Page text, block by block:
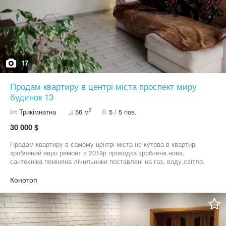
17
Продам квартиру в центрі міста проспект миру
будинок 13
Трикімнатна 56 м2 5 / 5 пов.
30 000 $
Продам квартиру в самому центрі міста не кутова в квартирі
зроблений евро ремонт в 2019р проводка зроблена нова,
сантехніка поміняна лічильники поставлені на газ, воду,світло.
Квартира світла вікна виходять так як і на проїзжу частину так і
гардеробна тепла підлога. Натяжна стеля по всій квартирі
Квартира в продажі частково із меблями заходь і живи.
Конотоп